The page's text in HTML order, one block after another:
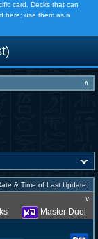
card. Decks that can
here; use them as a
∧
& Time of Last Update:
∨
Master Duel